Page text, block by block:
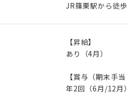
JR篠栗駅から徒
【昇給】
あり（4月）
【賞与（期末手当
年2回（6月/12月）